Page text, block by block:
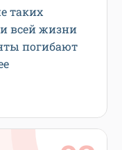
таких
всей жизни
погибают